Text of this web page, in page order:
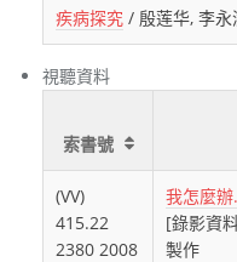
疾病探究 / 殷莲华, 李永
視聽資料
索書號
(VV)
415.22
2380 2008
我怎麼
[錄影資
製作